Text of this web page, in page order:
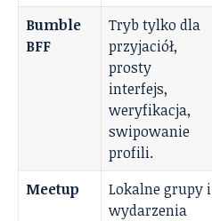
Bumble
BFF
Tryb tylko dla
przyjaciół,
prosty
interfejs,
weryfikacja,
swipowanie
profili.
Meetup
Lokalne grupy i
wydarzenia